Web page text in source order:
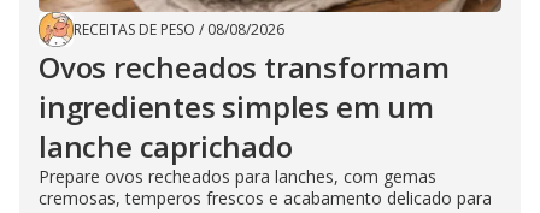
RECEITAS DE PESO / 08/08/2026
Ovos recheados transformam
ingredientes simples em um
lanche caprichado
Prepare ovos recheados para lanches, com gemas
cremosas, temperos frescos e acabamento delicado para